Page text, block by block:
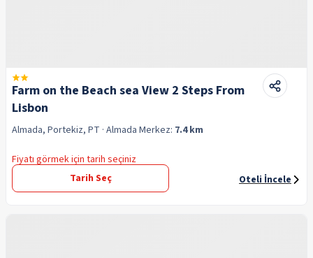
Farm on the Beach sea View 2 Steps From
Lisbon
Almada, Portekiz, PT · Almada Merkez: 7.4 km
Fiyatı görmek için tarih seçiniz
Tarih Seç
Oteli İncele